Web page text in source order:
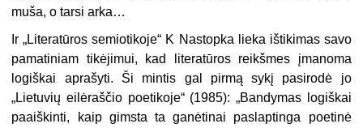
muša, o tarsi arka…
Ir „Literatūros semiotikoje“ K Nas­topka lieka ištikimas savo
pamatiniam tikėjimui, kad literatūros reikšmes įmanoma
logiškai aprašyti. Ši mintis gal pirmą sykį pasirodė jo
„Lietuvių eilėraščio poetikoje“ (1985): „Bandy­mas logiškai
paaiškinti, kaip gimsta ta ganėtinai paslaptinga poetinė